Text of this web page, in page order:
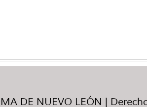
DE NUEVO LEÓN |